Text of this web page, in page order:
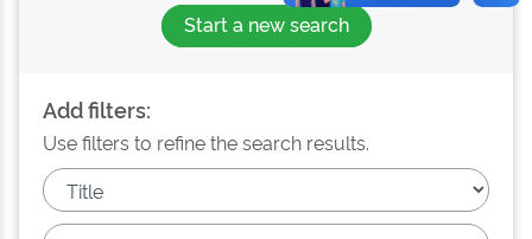
Start a new search
Add filters:
Use filters to refine the search results.